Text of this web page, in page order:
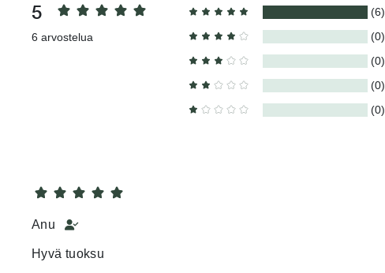
5
6 arvostelua
(6)
(0)
(0)
(0)
(0)
Anu
Hyvä tuoksu